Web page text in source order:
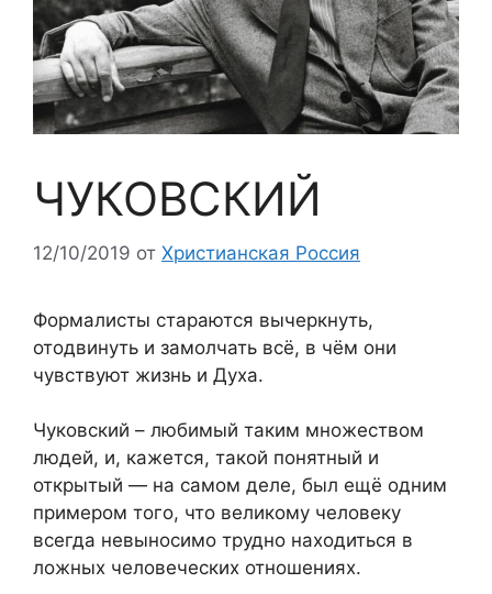
ЧУКОВСКИЙ
12/10/2019 от Христианская Россия
Формалисты стараются вычеркнуть,
отодвинуть и замолчать всё, в чём они
чувствуют жизнь и Духа.
Чуковский – любимый таким множеством
людей, и, кажется, такой понятный и
открытый — на самом деле, был ещё одним
примером того, что великому человеку
всегда невыносимо трудно находиться в
ложных человеческих отношениях.